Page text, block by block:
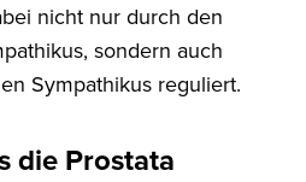
nicht nur durch den
sondern auch
Sympathikus reguliert.
die Prostata